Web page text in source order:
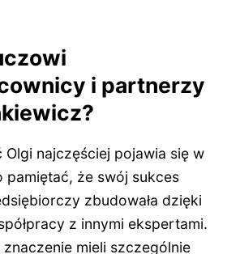
i partnerzy
najczęściej pojawia się w
pamiętać, że swój sukces
zbudowała dzięki
z innymi ekspertami.
znaczenie mieli szczególnie